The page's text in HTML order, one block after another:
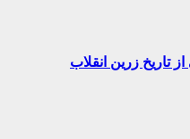
تاریخ زرین انقلاب